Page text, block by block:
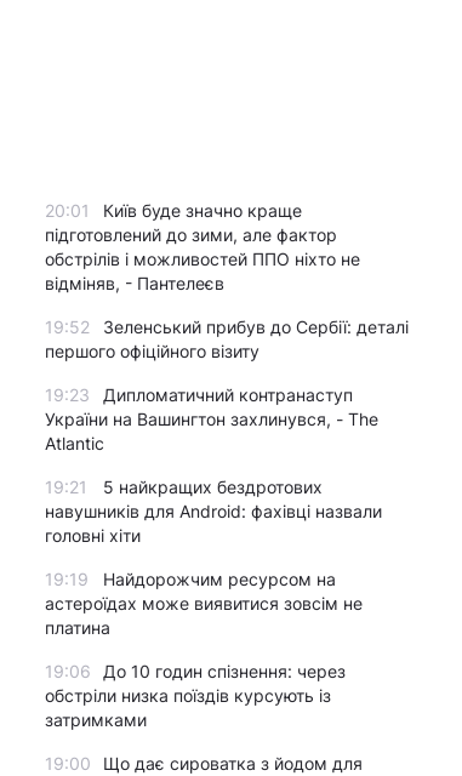
20:01
Київ буде значно краще
підготовлений до зими, але фактор
обстрілів і можливостей ППО ніхто не
відміняв, - Пантелеєв
19:52
Зеленський прибув до Сербії: деталі
першого офіційного візиту
19:23
Дипломатичний контранаступ
України на Вашингтон захлинувся, - The
Atlantic
19:21
5 найкращих бездротових
навушників для Android: фахівці назвали
головні хіти
19:19
Найдорожчим ресурсом на
астероїдах може виявитися зовсім не
платина
19:06
До 10 годин спізнення: через
обстріли низка поїздів курсують із
затримками
19:00
Що дає сироватка з йодом для